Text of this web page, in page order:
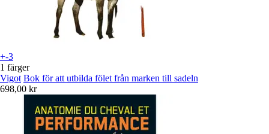
+-3
1 färger
Vigot Bok för att utbilda fölet från marken till sadeln
698,00 kr